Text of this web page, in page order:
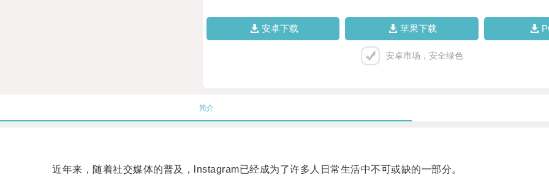
安卓下载 苹果下载
安卓市场，安全绿色
简介
近年来，随着社交媒体的普及，lnstagram已经成为了许多人日常生活中不可或缺的一部分。